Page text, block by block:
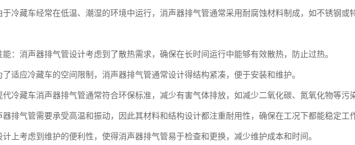
于冷藏车经常在低温、潮湿的环境中运行，消声器排气管通常采用耐腐蚀材料制成，如不锈钢或
：消声器排气管设计考虑到了散热需求，确保在长时间运行中能够有效散热，防止过热。
适应冷藏车的空间限制，消声器排气管通常设计得结构紧凑，便于安装和维护。
代冷藏车消声器排气管通常符合环保标准，减少有害气体排放，如减少二氧化碳、氮氧化物等污
排气管需要承受高温和振动，因此其材料和结构设计都注重耐用性，确保在工况下都能稳定工
计上考虑到维护的便利性，使得消声器排气管易于检查和更换，减少维护成本和时间。